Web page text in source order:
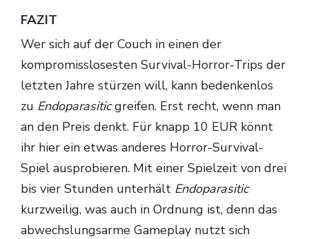
FAZIT
Wer sich auf der Couch in einen der
kompromisslosesten Survival-Horror-Trips der
letzten Jahre stürzen will, kann bedenkenlos
zu Endoparasiticgreifen. Erst recht, wenn man
an den Preis denkt. Für knapp 10 EUR könnt
ihr hier ein etwas anderes Horror-Survival-
Spiel ausprobieren. Mit einer Spielzeit von drei
bis vier Stunden unterhält Endoparasitic
kurzweilig, was auch in Ordnung ist, denn das
abwechslungsarme Gameplay nutzt sich